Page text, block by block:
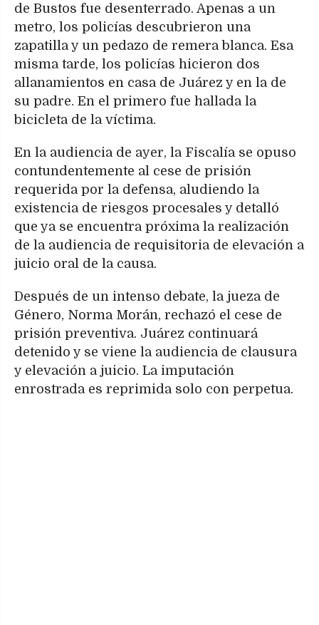
de Bustos fue desenterrado. Apenas a un
metro, los policías descubrieron una
zapatilla y un pedazo de remera blanca. Esa
misma tarde, los policías hicieron dos
allanamientos en casa de Juárez y en la de
su padre. En el primero fue hallada la
bicicleta de la víctima.
En la audiencia de ayer, la Fiscalía se opuso
contundentemente al cese de prisión
requerida por la defensa, aludiendo la
existencia de riesgos procesales y detalló
que ya se encuentra próxima la realización
de la audiencia de requisitoria de elevación a
juicio oral de la causa.
Después de un intenso debate, la jueza de
Género, Norma Morán, rechazó el cese de
prisión preventiva. Juárez continuará
detenido y se viene la audiencia de clausura
y elevación a juicio. La imputación
enrostrada es reprimida solo con perpetua.